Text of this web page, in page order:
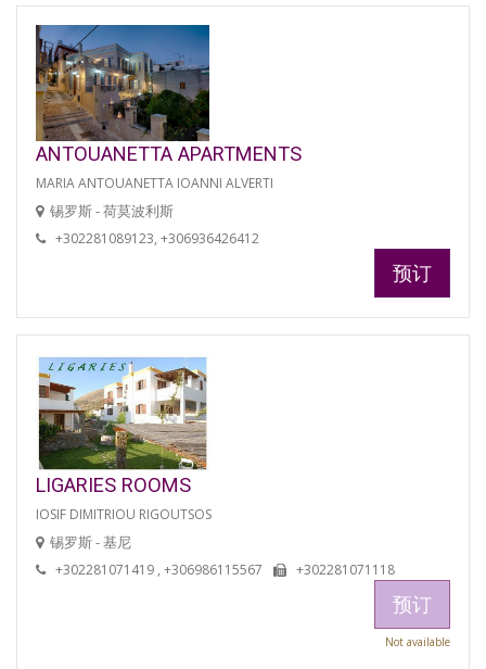
ANTOUANETTA APARTMENTS
MARIA ANTOUANETTA IOANNI ALVERTI
锡罗斯 - 荷莫波利斯
+302281089123, +306936426412
预订
LIGARIES ROOMS
IOSIF DIMITRIOU RIGOUTSOS
锡罗斯 - 基尼
+302281071419 , +306986115567 +302281071118
预订
Not available